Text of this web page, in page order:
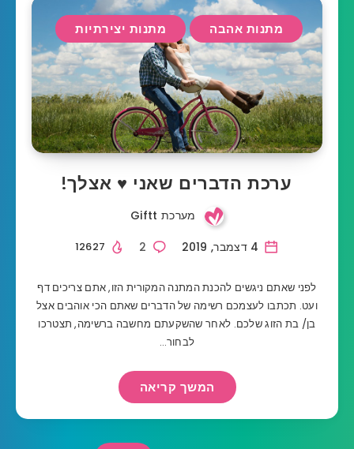
מתנות אהבה מתנות יצירתיות
ערכת הדברים שאני ♥ אצלך!
מערכת Giftt
2
לפני שאתם ניגשים להכנת המתנה המקורית הזו, אתם צריכים דף
ועט. תכתבו לעצמכם רשימה של הדברים שאתם הכי אוהבים אצל
בן/ בת הזוג שלכם. לאחר שהשקעתם מחשבה ברשימה, תצטרכו
לבחור…
המשך קריאה